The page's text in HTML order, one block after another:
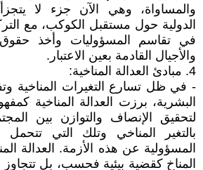
والمساواة، وهي الآن جزء لا
الدولية حول مستقبل الكوكب، مع
في تقاسم المسؤوليات وأخذ حقوق
والأجيال القادمة بعين الاعتبار.
4. مبادئ العدالة المناخية:
- في ظل تسارع التغيرات المناخية
البشرية، برزت العدالة المناخية
لتحقيق الإنصاف والتوازن بين
بالتغير المناخي وتلك التي تتحمل
المسؤولية عن هذه الأزمة. العدالة
المناخ كقضية بيئية فحسب، بل